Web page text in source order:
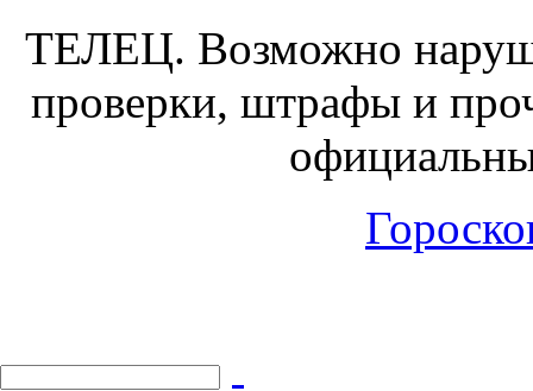
ТЕЛЕЦ. Возможно
проверки, штрафы и